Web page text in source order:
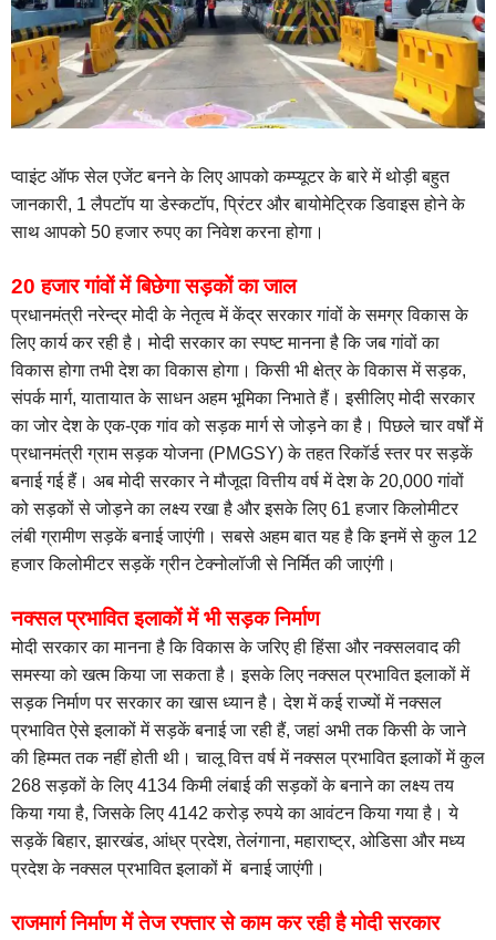
प्वाइंट ऑफ सेल एजेंट बनने के लिए आपको कम्प्यूटर के बारे में थोड़ी बहुत
जानकारी, 1 लैपटॉप या डेस्कटॉप, प्रिंटर और बायोमेट्रिक डिवाइस होने के
साथ आपको 50 हजार रुपए का निवेश करना होगा।
20 हजार गांवों में बिछेगा सड़कों का जाल
प्रधानमंत्री नरेन्द्र मोदी के नेतृत्व में केंद्र सरकार गांवों के समग्र विकास के
लिए कार्य कर रही है। मोदी सरकार का स्पष्ट मानना है कि जब गांवों का
विकास होगा तभी देश का विकास होगा। किसी भी क्षेत्र के विकास में सड़क,
संपर्क मार्ग, यातायात के साधन अहम भूमिका निभाते हैं। इसीलिए मोदी सरकार
का जोर देश के एक-एक गांव को सड़क मार्ग से जोड़ने का है। पिछले चार वर्षों में
प्रधानमंत्री ग्राम सड़क योजना (PMGSY) के तहत रिकॉर्ड स्तर पर सड़कें
बनाई गई हैं। अब मोदी सरकार ने मौजूदा वित्तीय वर्ष में देश के 20,000 गांवों
को सड़कों से जोड़ने का लक्ष्य रखा है और इसके लिए 61 हजार किलोमीटर
लंबी ग्रामीण सड़कें बनाई जाएंगी। सबसे अहम बात यह है कि इनमें से कुल 12
हजार किलोमीटर सड़कें ग्रीन टेक्नोलॉजी से निर्मित की जाएंगी।
नक्सल प्रभावित इलाकों में भी सड़क निर्माण
मोदी सरकार का मानना है कि विकास के जरिए ही हिंसा और नक्सलवाद की
समस्या को खत्म किया जा सकता है। इसके लिए नक्सल प्रभावित इलाकों में
सड़क निर्माण पर सरकार का खास ध्यान है। देश में कई राज्यों में नक्सल
प्रभावित ऐसे इलाकों में सड़कें बनाई जा रही हैं, जहां अभी तक किसी के जाने
की हिम्मत तक नहीं होती थी। चालू वित्त वर्ष में नक्सल प्रभावित इलाकों में कुल
268 सड़कों के लिए 4134 किमी लंबाई की सड़कों के बनाने का लक्ष्य तय
किया गया है, जिसके लिए 4142 करोड़ रुपये का आवंटन किया गया है। ये
सड़कें बिहार, झारखंड, आंध्र प्रदेश, तेलंगाना, महाराष्ट्र, ओडिसा और मध्य
प्रदेश के नक्सल प्रभावित इलाकों में बनाई जाएंगी।
राजमार्ग निर्माण में तेज रफ्तार से काम कर रही है मोदी सरकार